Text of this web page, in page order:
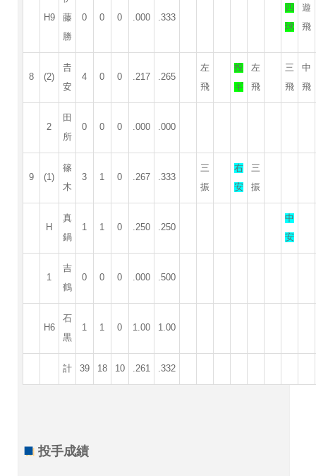
H9
藤
勝
0 0 0 .000 .333
四
球
遊
飛
8 (2)
𠮷
安
4 0 0 .217 .265
左
飛
投
ギ
左
飛
三
飛
中
飛
2
田
所
0 0 0 .000 .000
9 (1)
篠
木
3 1 0 .267 .333
三
振
右
安
三
振
H
真
鍋
1 1 0 .250 .250
中
安
1
吉
鶴
0 0 0 .000 .500
H6
石
黒
1 1 0 1.00 1.00
計 39 18 10 .261 .332
投手成績